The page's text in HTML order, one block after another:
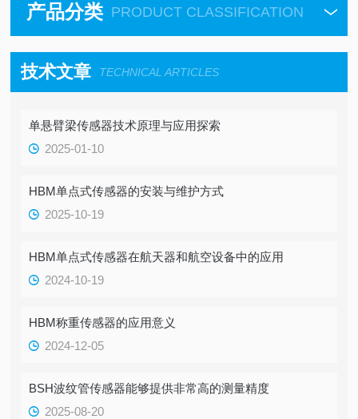
产品分类 PRODUCT CLASSIFICATION
技术文章 TECHNICAL ARTICLES
单悬臂梁传感器技术原理与应用探索
2025-01-10
HBM单点式传感器的安装与维护方式
2025-10-19
HBM单点式传感器在航天器和航空设备中的应用
2024-10-19
HBM称重传感器的应用意义
2024-12-05
BSH波纹管传感器能够提供非常高的测量精度
2025-08-20